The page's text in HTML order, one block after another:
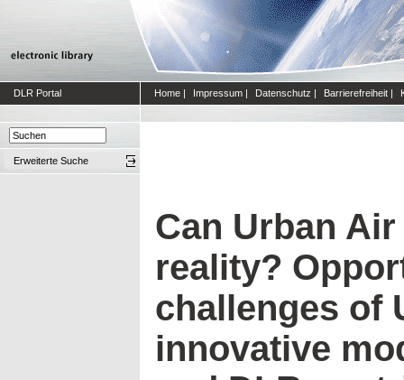
DLR Portal Home | Impressum | Datenschutz | Barrierefreiheit |
Erweiterte Suche
Can Urban
reality?
challenges of
innovative